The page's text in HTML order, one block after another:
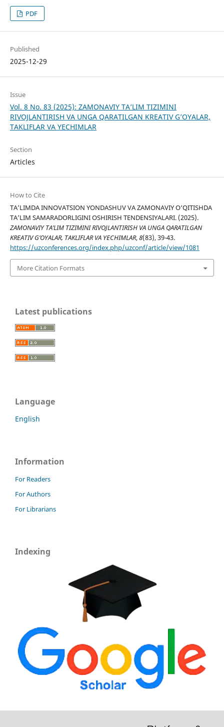
PDF
Published
2025-12-29
Issue
Vol. 8 No. 83 (2025): ZAMONAVIY TA’LIM TIZIMINI
RIVOJLANTIRISH VA UNGA QARATILGAN KREATIV G’OYALAR,
TAKLIFLAR VA YECHIMLAR
Section
Articles
How to Cite
TA’LIMDA INNOVATSION YONDASHUV VA ZAMONAVIY О‘QITISHDA
TA’LIM SAMARADORLIGINI OSHIRISH TENDENSIYALARI. (2025).
ZAMONAVIY TA’LIM TIZIMINI RIVOJLANTIRISH VA UNGA QARATILGAN
KREATIV G’OYALAR, TAKLIFLAR VA YECHIMLAR,8(83), 39-43.
https://uzconferences.org/index.php/uzconf/article/view/1081
More Citation Formats
Latest publications
Language
English
Information
For Readers
For Authors
For Librarians
Indexing